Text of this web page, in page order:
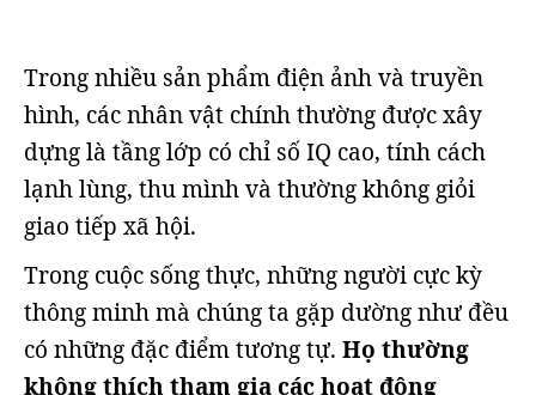
Trong nhiều sản phẩm điện ảnh và truyền
hình, các nhân vật chính thường được xây
dựng là tầng lớp có chỉ số IQ cao, tính cách
lạnh lùng, thu mình và thường không giỏi
giao tiếp xã hội.
Trong cuộc sống thực, những người cực kỳ
thông minh mà chúng ta gặp dường như đều
có những đặc điểm tương tự. Họ thường
không thích tham gia các hoạt động